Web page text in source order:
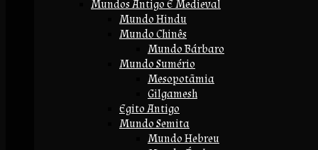
Mundos Antigo E Medieval
Mundo Hindu
Mundo Chinês
Mundo Bárbaro
Mundo Sumério
Mesopotãmia
Gilgamesh
Egito Antigo
Mundo Semita
Mundo Hebreu